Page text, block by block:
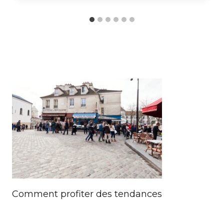
Comment profiter des tendances